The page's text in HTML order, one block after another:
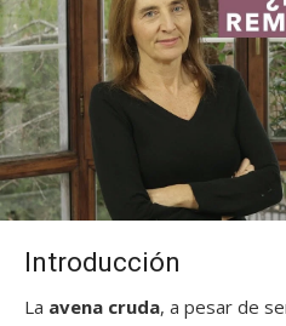
Introducción
La avena cruda, a pesar de